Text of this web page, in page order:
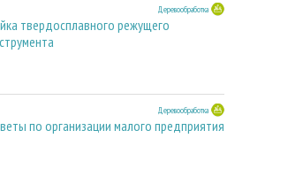
Деревообработка
твердосплавного режущего
Деревообработка
по организации малого предприятия